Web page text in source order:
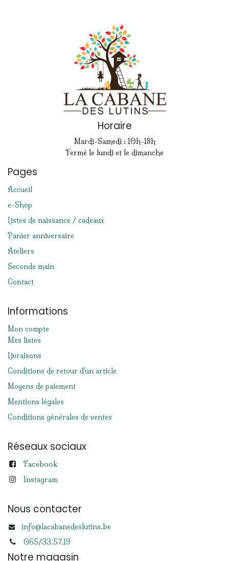
Horaire
Mardi-Samedi : 10h-18h
Fermé le lundi et le dimanche
Pages
Accueil
e-Shop
Listes de naissance / cadeaux
Panier anniversaire
Ateliers
Seconde main
Contact
Informations
Mon compte
Mes listes
Livraisons
Conditions de retour d'un article
Moyens de paiement
Mentions légales
Conditions générales de ventes
Réseaux sociaux
Facebook
Instagram
Nous contacter
info@lacabanedeslutins.be
065/33.57.19
Notre magasin